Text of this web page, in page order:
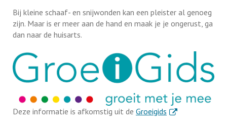
Bij kleine schaaf- en snijwonden kan een pleister al genoeg
zijn. Maar is er meer aan de hand en maak je je ongerust, ga
dan naar de huisarts.
Deze informatie is afkomstig uit de Groeigids . Externe link